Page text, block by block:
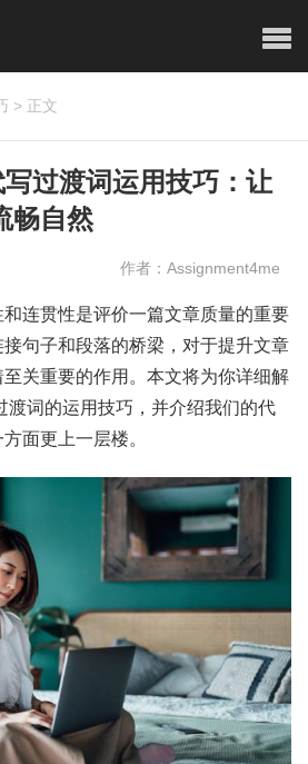
> 正文
过渡词运用技巧：让
畅自然
作者：Assignment4me
连贯性是评价一篇文章质量的重要
句子和段落的桥梁，对于提升文章
关重要的作用。本文将为你详细解
渡词的运用技巧，并介绍我们的代
面更上一层楼。